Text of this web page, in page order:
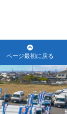
ページ最初に戻る